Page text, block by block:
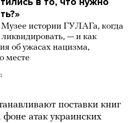
Музее истории ГУЛАГа, когда
— и как
об ужасах нацизма,
месте
поставки книг
атак украинских